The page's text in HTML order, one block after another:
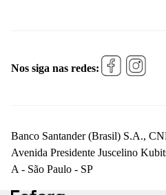
Nos siga nas redes:
Banco Santander (Brasil) S.A.,
Avenida Presidente Juscelino
A - São Paulo - SP